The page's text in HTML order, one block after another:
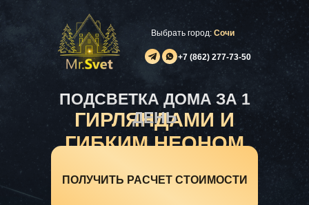
ГИРЛЯНДАМИ И
ГИБКИМ НЕОНОМ
+7 (862) 277-73-50
ПОДСВЕТКА ДОМА ЗА 1
ДЕНЬ
ПОЛУЧИТЬ РАСЧЕТ СТОИМОСТИ
Выбрать город: Сочи